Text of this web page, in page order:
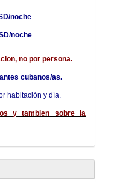
noche
noche
no por persona.
cubanos/as.
habitación y día.
y tambien sobre la